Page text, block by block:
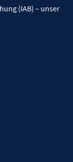
(IAB) – unser